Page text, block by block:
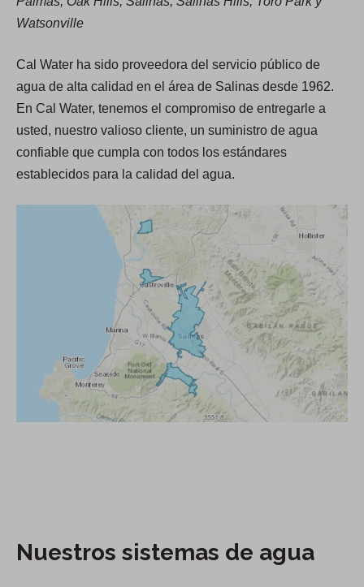
i
t
o
S
a
l
i
n
n
u
e
v
a
a
ñ
a
)
Watsonville
Cal Water ha sido proveedora del servicio público de
agua de alta calidad en el área de Salinas desde 1962.
En Cal Water, tenemos el compromiso de entregarle a
usted, nuestro valioso cliente, un suministro de agua
confiable que cumpla con todos los estándares
establecidos para la calidad del agua.
Nuestros sistemas de agua